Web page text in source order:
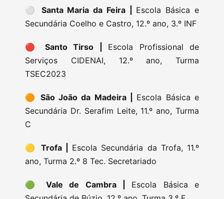
⚪ Santa Maria da Feira | Escola Básica e
Secundária Coelho e Castro, 12.º ano, 3.º INF
🔴 Santo Tirso | Escola Profissional de
Serviços CIDENAI, 12.º ano, Turma
TSEC2023
🟠 São João da Madeira | Escola Básica e
Secundária Dr. Serafim Leite, 11.º ano, Turma
C
🟡 Trofa | Escola Secundária da Trofa, 11.º
ano, Turma 2.º 8 Tec. Secretariado
🟢 Vale de Cambra | Escola Básica e